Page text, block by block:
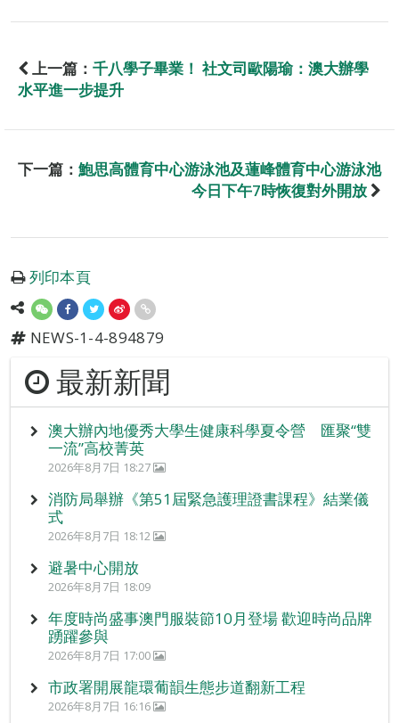
上一篇： 千八學子畢業！ 社文司歐陽瑜：澳大辦學
水平進一步提升
下一篇： 鮑思高體育中心游泳池及蓮峰體育中心游泳池
今日下午7時恢復對外開放
列印本頁
NEWS-1-4-894879
最新新聞
澳大辦內地優秀大學生健康科學夏令營 匯聚“雙
一流”高校菁英
2026年8月7日 18:27
消防局舉辦《第51屆緊急護理證書課程》結業儀
式
2026年8月7日 18:12
避暑中心開放
2026年8月7日 18:09
年度時尚盛事澳門服裝節10月登場 歡迎時尚品牌
踴躍參與
2026年8月7日 17:00
市政署開展龍環葡韻生態步道翻新工程
2026年8月7日 16:16